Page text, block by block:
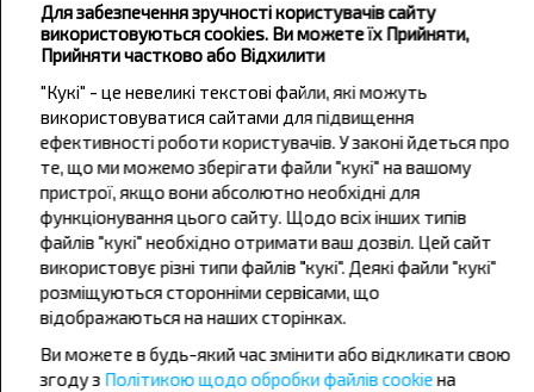
Не пропусти акції, знижки та спеціальні
пропозиції, INFOBUS. Підпишись на розсилку та
подорожуй з нами дешевше!
Підписатися
Для забезпечення зручності користувачів сайту
використовуються cookies. Ви можете їх Прийняти,
Прийняти частково або Відхилити
"Кукі" - це невеликі текстові файли, які можуть
використовуватися сайтами для підвищення
ефективності роботи користувачів. У законі йдеться про
те, що ми можемо зберігати файли "кукі" на вашому
пристрої, якщо вони абсолютно необхідні для
функціонування цього сайту. Щодо всіх інших типів
файлів "кукі" необхідно отримати ваш дозвіл. Цей сайт
використовує різні типи файлів "кукі". Деякі файли "кукі"
розміщуються сторонніми сервісами, що
відображаються на наших сторінках.
Ви можете в будь-який час змінити або відкликати свою
згоду з Політикою щодо обробки файлів cookieна